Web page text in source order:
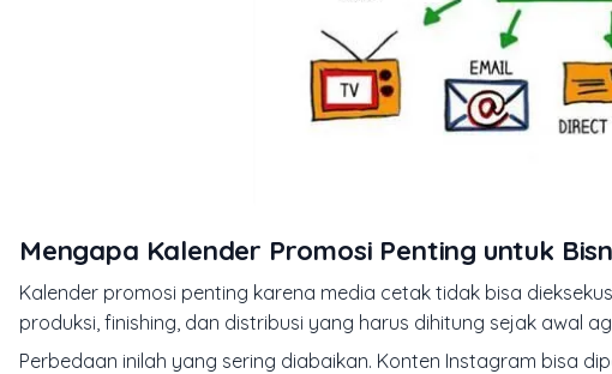
Mengapa Kalender Promosi Penting untuk
Kalender promosi penting karena media cetak tidak bisa
produksi, finishing, dan distribusi yang harus dihitung sejak awal
Perbedaan inilah yang sering diabaikan. Konten Instagram bisa